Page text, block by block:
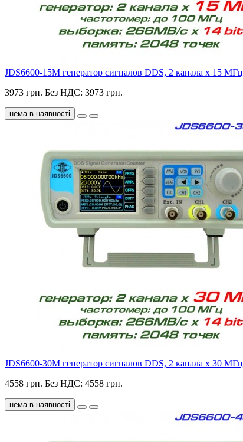
JDS6600-15M генератор сигналов DDS, 2 канала х 15 МГц
3973 грн. Без НДС: 3973 грн.
нема в наявності
JDS6600-30M генератор сигналов DDS, 2 канала х 30 МГц
4558 грн. Без НДС: 4558 грн.
нема в наявності